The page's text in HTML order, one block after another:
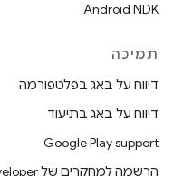
Android NDK
תמיכה
דיווח על באג בפלטפורמה
דיווח על באג בתיעוד
Google Play support
הרשמה למחקרים של Android Developer